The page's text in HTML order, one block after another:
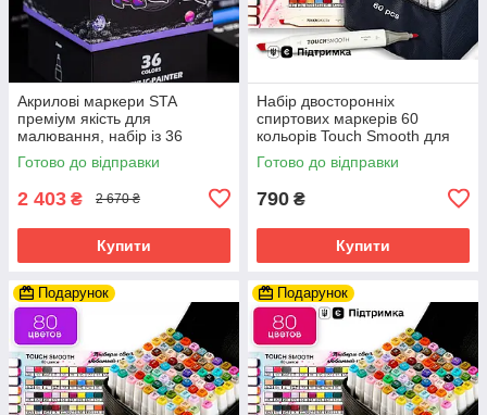
Акрилові маркери STA
преміум якість для
малювання, набір із 36
кольорів, універсальні для
скла, дерева, ткани та
Готово до відправки
2 403 ₴ 2 670 ₴
Купити
Набір двосторонніх
спиртових маркерів 60
кольорів Touch Smooth для
малювання та скетчів,
художні маркери
Готово до відправки
790 ₴
Купити
Подарунок Подарунок